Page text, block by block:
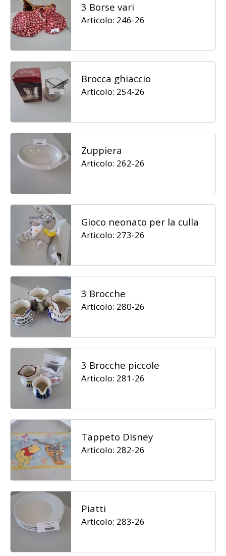
3 Borse vari
Articolo: 246-26
Brocca ghiaccio
Articolo: 254-26
Zuppiera
Articolo: 262-26
Gioco neonato per la culla
Articolo: 273-26
3 Brocche
Articolo: 280-26
3 Brocche piccole
Articolo: 281-26
Tappeto Disney
Articolo: 282-26
Piatti
Articolo: 283-26